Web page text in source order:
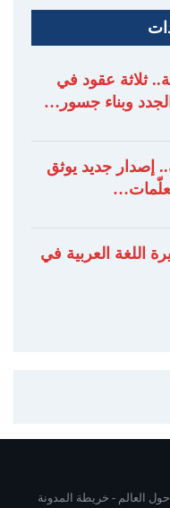
ثلاثة عقود في
وبناء جسور…
إصدار جديد يوثق
اللغة العربية في
خريطة المدونة